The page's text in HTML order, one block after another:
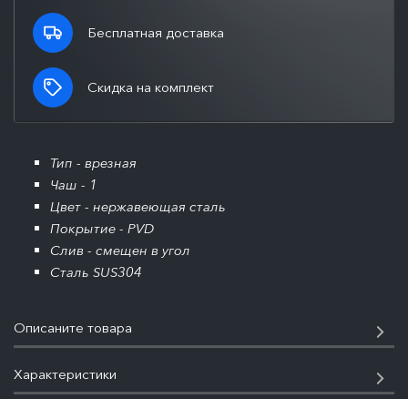
Бесплатная доставка
Скидка на комплект
Тип - врезная
Чаш - 1
Цвет - нержавеющая сталь
Покрытие - PVD
Слив - смещен в угол
Сталь SUS304
Описаните товара
Характеристики